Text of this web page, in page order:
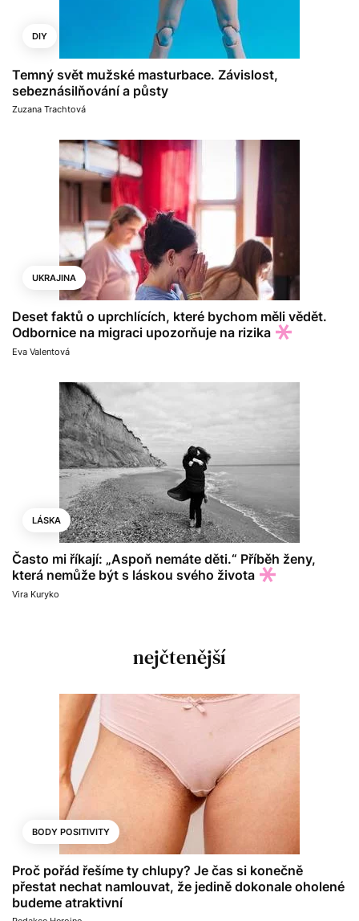
DIY
Temný svět mužské masturbace. Závislost,
sebeznásilňování a půsty
Zuzana Trachtová
UKRAJINA
Deset faktů o uprchlících, které bychom měli vědět.
Odbornice na migraci upozorňuje na rizika
Eva Valentová
LÁSKA
Často mi říkají: „Aspoň nemáte děti.“ Příběh ženy,
která nemůže být s láskou svého života
Vira Kuryko
nejčtenější
BODY POSITIVITY
Proč pořád řešíme ty chlupy? Je čas si konečně
přestat nechat namlouvat, že jedině dokonale oholené
budeme atraktivní